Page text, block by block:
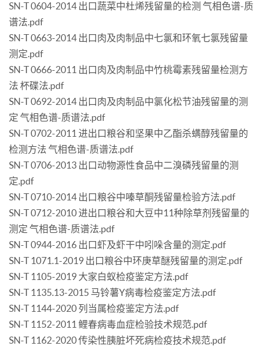
SN-T 0604-2014 出口蔬菜中杜烯残留量的检测 气相色谱-质
谱法.pdf
SN-T 0663-2014 出口肉及肉制品中七氯和环氧七氯残留量
测定.pdf
SN-T 0666-2011 出口肉及肉制品中竹桃霉素残留量检测方
法 杯碟法.pdf
SN-T 0692-2014 出口肉及肉制品中氯化松节油残留量的测
定 气相色谱-质谱法.pdf
SN-T 0702-2011 进出口粮谷和坚果中乙酯杀螨醇残留量的
检测方法 气相色谱-质谱法.pdf
SN-T 0706-2013 出口动物源性食品中二溴磷残留量的测
定.pdf
SN-T 0710-2014 出口粮谷中嗪草酮残留量检验方法.pdf
SN-T 0712-2010 进出口粮谷和大豆中11种除草剂残留量的
测定 气相色谱-质谱法.pdf
SN-T 0944-2016 出口虾及虾干中吲哚含量的测定.pdf
SN-T 1071.1-2019 出口粮谷中环庚草醚残留量的测定.pdf
SN-T 1105-2019 大家白蚁检疫鉴定方法.pdf
SN-T 1135.13-2015 马铃薯Y病毒检疫鉴定方法.pdf
SN-T 1144-2020 列当属检疫鉴定方法.pdf
SN-T 1152-2011 鲤春病毒血症检验技术规范.pdf
SN-T 1162-2020 传染性胰脏坏死病检疫技术规范.pdf